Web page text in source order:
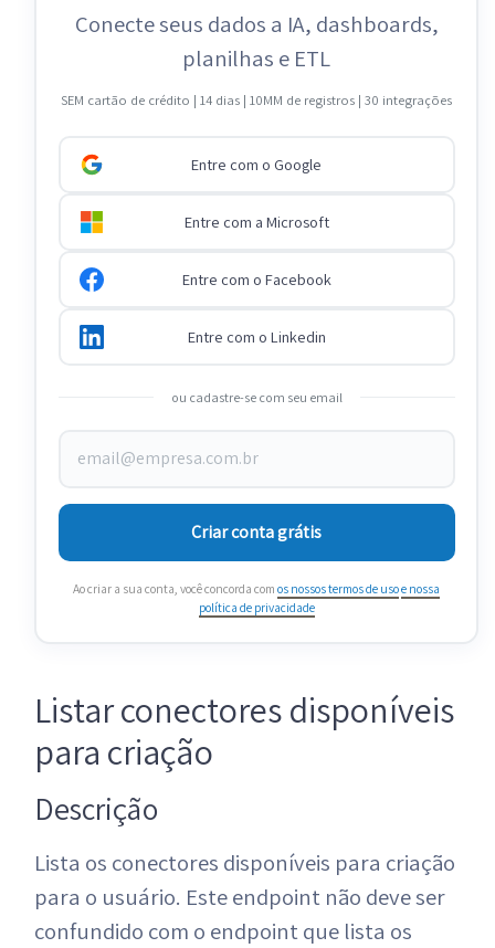
Conecte seus dados a IA, dashboards,
planilhas e ETL
SEM cartão de crédito | 14 dias | 10MM de registros | 30 integrações
Entre com o Google
Entre com a Microsoft
Entre com o Facebook
Entre com o Linkedin
ou cadastre-se com seu email
Criar conta grátis
Ao criar a sua conta, você concorda com os nossos termos de usoe nossa
política de privacidade
Listar conectores disponíveis
para criação
Descrição
Lista os conectores disponíveis para criação
para o usuário. Este endpoint não deve ser
confundido com o endpoint que lista os